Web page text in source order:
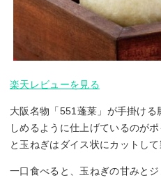
楽天レビューを見る
大阪名物「551蓬莱」が手掛け
しめるように仕上げているのが
と玉ねぎはダイス状にカットして
一口食べると、玉ねぎの甘みと